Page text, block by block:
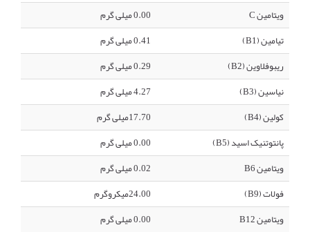
ویتامین C
0.00 میلی گرم
تیامین (B1)
0.41 میلی گرم
ریبوفلاوین (B2)
0.29 میلی گرم
نیاسین (B3)
4.27 میلی گرم
کولین (B4)
17.70میلی گرم
پانتوتنیک اسید (B5)
0.00 میلی گرم
ویتامین B6
0.02 میلی گرم
فولات (B9)
24.00میکروگرم
ویتامین B12
0.00 میلی گرم